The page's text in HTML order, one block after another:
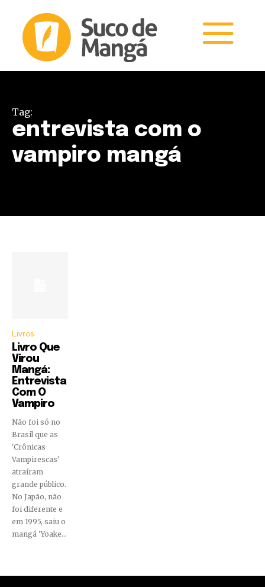
Tag:
entrevista com o
vampiro mangá
Livros
Livro Que
Virou
Mangá:
Entrevista
Com O
Vampiro
Não foi só no
Brasil que as
'Crônicas
Vampirescas'
atraíram
grande público.
No Japão, não
foi diferente e
em 1995, saiu o
mangá 'Yoake...